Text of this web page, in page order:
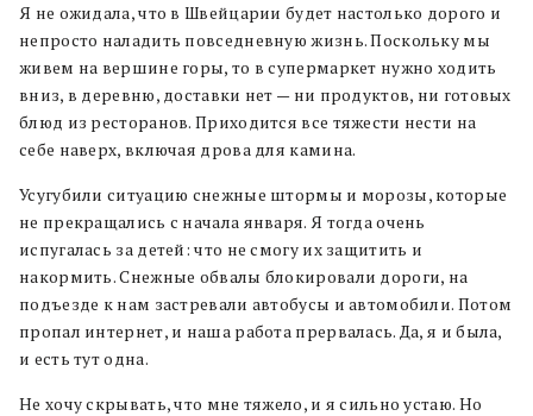
Я не ожидала, что в Швейцарии будет настолько дорого и
непросто наладить повседневную жизнь. Поскольку мы
живем на вершине горы, то в супермаркет нужно ходить
вниз, в деревню, доставки нет — ни продуктов, ни готовых
блюд из ресторанов. Приходится все тяжести нести на
себе наверх, включая дрова для камина.
Усугубили ситуацию снежные штормы и морозы, которые
не прекращались с начала января. Я тогда очень
испугалась за детей: что не смогу их защитить и
накормить. Снежные обвалы блокировали дороги, на
подъезде к нам застревали автобусы и автомобили. Потом
пропал интернет, и наша работа прервалась. Да, я и была,
и есть тут одна.
Не хочу скрывать, что мне тяжело, и я сильно устаю. Но